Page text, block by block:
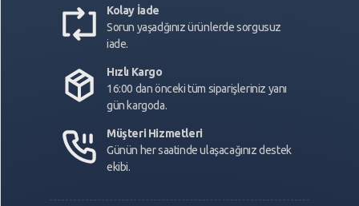
Kolay İade
Sorun yaşadğınız ürünlerde sorgusuz
iade.
Hızlı Kargo
16:00 dan önceki tüm siparişleriniz yanı
gün kargoda.
Müşteri Hizmetleri
Günün her saatinde ulaşacağınız destek
ekibi.